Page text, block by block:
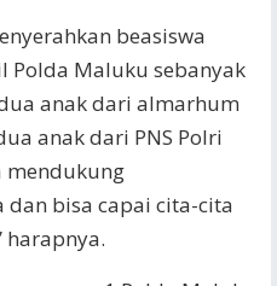
beasiswa
Polda Maluku sebanyak
anak dari almarhum
anak dari PNS Polri
mendukung
bisa capai cita-cita
harapnya.